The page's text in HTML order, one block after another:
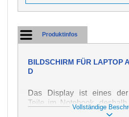
Produktinfos
BILDSCHIRM FÜR LAPTOP
D
Das Display ist eines der
Teile im Notebook,
auf höchste Qualität dieses
Vollständige